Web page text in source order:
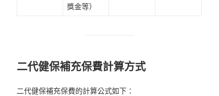
獎金等）
二代健保補充保費計算方式
二代健保補充保費的計算公式如下：